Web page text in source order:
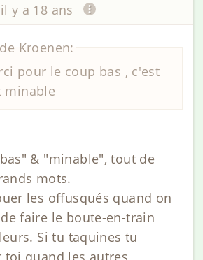
il y a 18 ans
Kroenen:
pour le coup bas , c'est
minable
& "minable", tout de
mots.
les offusqués quand on
faire le boute-en-train
Si tu taquines tu
toi quand les autres